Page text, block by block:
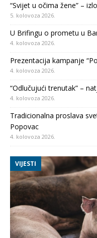
“Svijet u očima žene” –
5. kolovoza 2026.
U Brifingu o prometu u
4. kolovoza 2026.
Prezentacija kampanje
4. kolovoza 2026.
“Odlučujući trenutak” –
4. kolovoza 2026.
Tradicionalna proslava
Popovac
4. kolovoza 2026.
VIJESTI